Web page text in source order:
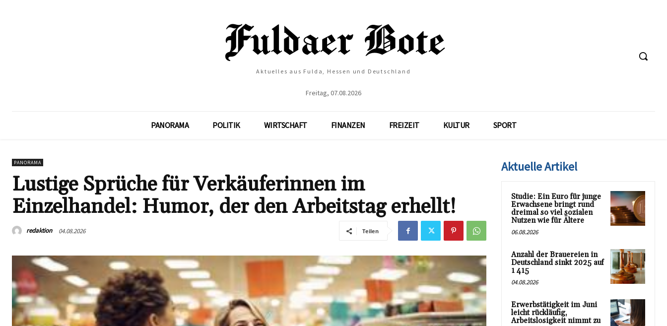
Aktuelles aus Fulda, Hessen und Deutschland
Freitag, 07.08.2026
PANORAMA POLITIK WIRTSCHAFT FINANZEN FREIZEIT KULTUR SPORT
PANORAMA
Lustige Sprüche für Verkäuferinnen im
Einzelhandel: Humor, der den Arbeitstag erhellt!
redaktion 04.08.2026 Teilen
Aktuelle Artikel
Studie: Ein Euro für junge
Erwachsene bringt rund
dreimal so viel sozialen
Nutzen wie für Ältere
06.08.2026
Anzahl der Brauereien in
Deutschland sinkt 2025 auf
1 415
04.08.2026
Erwerbstätigkeit im Juni
leicht rückläufig,
Arbeitslosigkeit nimmt zu